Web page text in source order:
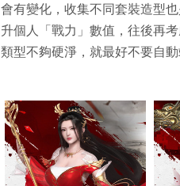
會有變化，收集不同套裝造型
升個人「戰力」數值，往後再
類型不夠硬淨，就最好不要自動